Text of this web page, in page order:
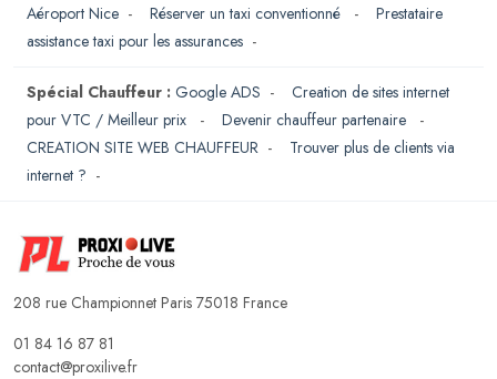
Aéroport Nice - Réserver un taxi conventionné - Prestataire
assistance taxi pour les assurances -
Spécial Chauffeur : Google ADS - Creation de sites internet
pour VTC / Meilleur prix
- Devenir chauffeur partenaire
-
CREATION SITE WEB CHAUFFEUR - Trouver plus de clients via
internet ? -
208 rue Championnet Paris 75018 France
01 84 16 87 81
contact@proxilive.fr